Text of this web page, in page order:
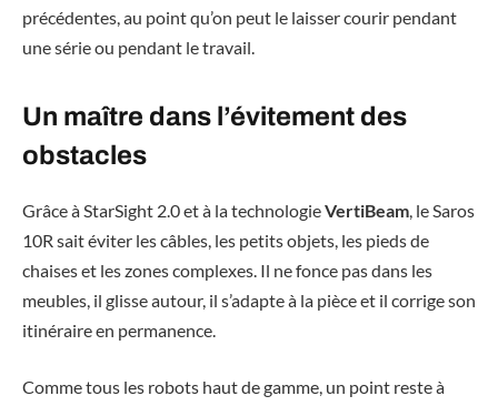
précédentes, au point qu’on peut le laisser courir pendant
une série ou pendant le travail.
Un maître dans l’évitement des
obstacles
Grâce à StarSight 2.0 et à la technologieVertiBeam, le Saros
10R sait éviter les câbles, les petits objets, les pieds de
chaises et les zones complexes. Il ne fonce pas dans les
meubles, il glisse autour, il s’adapte à la pièce et il corrige son
itinéraire en permanence.
Comme tous les robots haut de gamme, un point reste à